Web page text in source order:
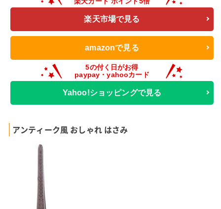
楽天市場で見る
amazonで見る
Yahoo!ショッピングで見る
アンティーク風 おしゃれ はさみ